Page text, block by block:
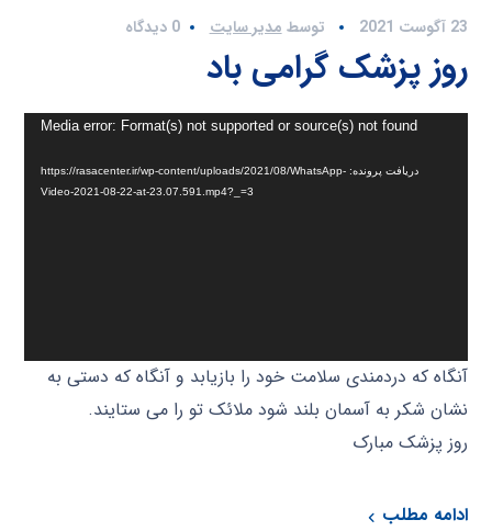
23 آگوست 2021 توسطمدیر سایت 0 دیدگاه
روز پزشک گرامی باد
نمایشگرMedia error: Format(s) not supported or source(s) not found
دریافت پرونده: https://rasacenter.ir/wp-content/uploads/2021/08/WhatsApp-
Video-2021-08-22-at-23.07.591.mp4?_=3
آنگاه که دردمندی سلامت خود را بازیابد و آنگاه که دستی به
نشان شکر به آسمان بلند شود ملائک تو را می ستایند.
روز پزشک مبارک
ادامه مطلب